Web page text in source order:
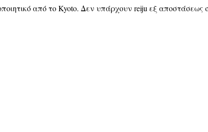
από το Kyoto. Δεν υπάρχουν reiju εξ